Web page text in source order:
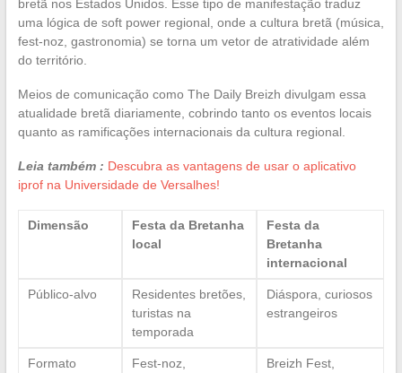
bretã nos Estados Unidos. Esse tipo de manifestação traduz
uma lógica de soft power regional, onde a cultura bretã (música,
fest-noz, gastronomia) se torna um vetor de atratividade além
do território.
Meios de comunicação como The Daily Breizh divulgam essa
atualidade bretã diariamente, cobrindo tanto os eventos locais
quanto as ramificações internacionais da cultura regional.
Leia também : Descubra as vantagens de usar o aplicativo
iprof na Universidade de Versalhes!
Dimensão
Festa da Bretanha
local
Festa da
Bretanha
internacional
Público-alvo
Residentes bretões,
turistas na
temporada
Diáspora, curiosos
estrangeiros
Formato
Fest-noz,
Breizh Fest,